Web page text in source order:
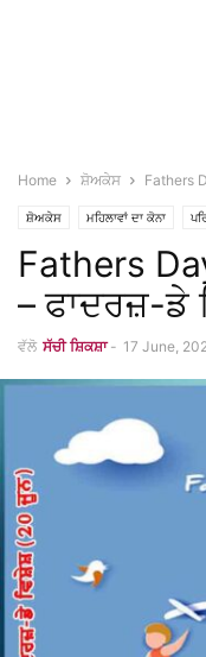
Home ਸ਼ੋਅਕੇਸ Fathers
ਸ਼ੋਅਕੇਸ ਮਹਿਲਾਵਾਂ ਦਾ ਕੋਨਾ
Fathers
– ਫਾਦਰਜ਼-ਡੇ
ਵੱਲੋ ਸੱਚੀ ਸ਼ਿਕਸ਼ਾ - 17 June,